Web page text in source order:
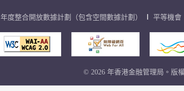
年度整合開放數據計劃（包含空間數據計劃） 平等機會
© 2026 年香港金融管理局。版